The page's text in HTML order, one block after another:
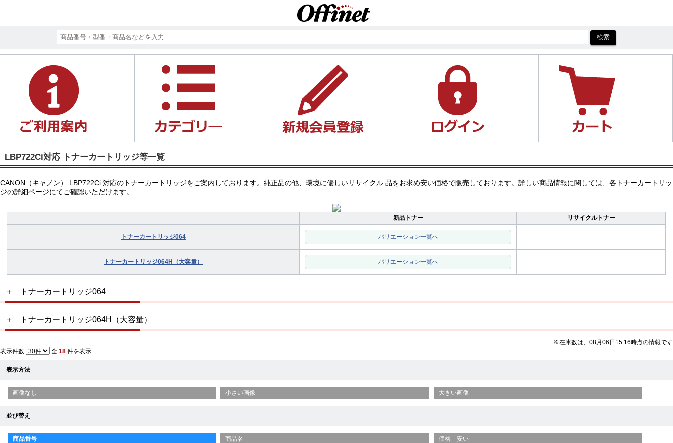
LBP722Ci対応 トナーカートリッジ等一覧
CANON（キャノン） LBP722Ci 対応のトナーカートリッジをご案内しております。純正品の他、環境に優しいリサイクル 品をお求め安い価格で販売しております。詳しい商品情報に関しては、各トナーカートリッ
ジの詳細ページにてご確認いただけます。
新品トナー リサイクルトナー
トナーカートリッジ064 バリエーション一覧へ －
トナーカートリッジ064H（大容量） バリエーション一覧へ －
トナーカートリッジ064
トナーカートリッジ064H（大容量）
※在庫数は、08月06日15:16時点の情報です
表示件数 全 18 件を表示
表示方法
画像なし 小さい画像 大きい画像
並び替え
商品番号 商品名 価格—安い